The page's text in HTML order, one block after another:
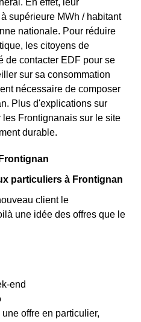
En effet, leur
supérieure MWh / habitant
nationale. Pour réduire
les citoyens de
de contacter EDF pour se
sur sa consommation
nécessaire de composer
Plus d'explications sur
Frontignanais sur le site
durable.
particuliers à Frontignan
client le
une idée des offres que le
end
offre en particulier,